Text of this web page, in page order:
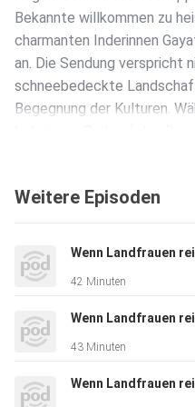
Bekannte willkommen zu
charmanten Inderinnen
an. Die Sendung verspricht
schneebedeckte
Begegnung der Kulturen.
Spezialitäten und tauschen
Wintergewand, und die
herzerwärmende
einzigartige Verbindung
«Wenn Landfrauen reisen –
Entdeckungsreise der
Weitere Episoden
42 Minuten
43 Minuten